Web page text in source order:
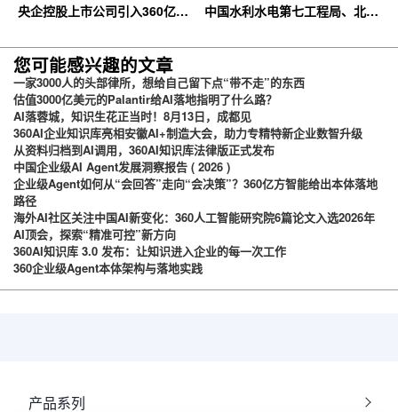
央企控股上市公司引入360亿方
台
中国水利水电第七工程局、北京
您可能感兴趣的文章
一家3000人的头部律所，想给自己留下点“带不走”的东西
估值3000亿美元的Palantir给AI落地指明了什么路？
AI落蓉城，知识生花正当时！8月13日，成都见
360AI企业知识库亮相安徽AI+制造大会，助力专精特新企业数智升级
从资料归档到AI调用，360AI知识库法律版正式发布
中国企业级AI Agent发展洞察报告 ( 2026 )
企业级Agent如何从“会回答”走向“会决策”？360亿方智能给出本体落地
路径
海外AI社区关注中国AI新变化：360人工智能研究院6篇论文入选2026年
AI顶会，探索“精准可控”新方向
360AI知识库 3.0 发布：让知识进入企业的每一次工作
360企业级Agent本体架构与落地实践
产品系列